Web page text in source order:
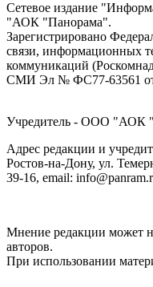
Сетевое издание
"АОК "Панорама".
Зарегистрировано
связи, информационных
коммуникаций
СМИ Эл № ФС77-63561 от
Учредитель - ООО "АОК
Адрес редакции и
Ростов-на-Дону, ул.
39-16, email:
Мнение редакции может
авторов.
При использовании